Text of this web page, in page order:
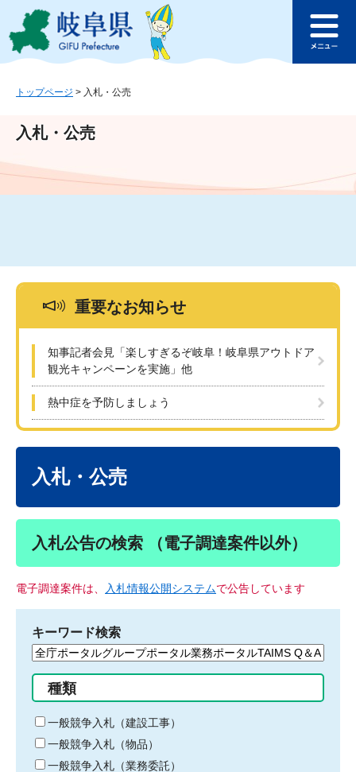
ジ
ュ
文
このページの本文へ
ュ
トップページ > 入札・公売
入札・公売
重要なお知らせ
知事記者会見「楽しすぎるぞ岐阜！岐阜県アウトドア
観光キャンペーンを実施」他
熱中症を予防しましょう
入札・公売
入札公告の検索 （電子調達案件以外）
電子調達案件は、 入札情報公開システムで公告しています
キーワード検索
検
る
キ
ー
ワ
ー
種類
一般競争入札（建設工事）
一般競争入札（物品）
一般競争入札（業務委託）